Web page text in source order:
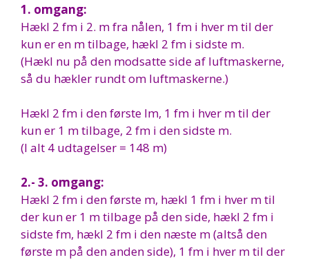
1. omgang:
Hækl 2 fm i 2. m fra nålen, 1 fm i hver m til der
kun er en m tilbage, hækl 2 fm i sidste m.
(Hækl nu på den modsatte side af luftmaskerne,
så du hækler rundt om luftmaskerne.)
Hækl 2 fm i den første lm, 1 fm i hver m til der
kun er 1 m tilbage, 2 fm i den sidste m.
(I alt 4 udtagelser = 148 m)
2.- 3. omgang:
Hækl 2 fm i den første m, hækl 1 fm i hver m til
der kun er 1 m tilbage på den side, hækl 2 fm i
sidste fm, hækl 2 fm i den næste m (altså den
første m på den anden side), 1 fm i hver m til der